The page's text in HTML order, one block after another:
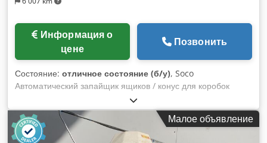
цене
Позвонить
Состояние: отличное состояние (б/у), Soco
Автоматический запайщик ящиков / конус для коробок
Модель T55 Для коробок произвольного размера Верхняя и
нижняя ленточные головки Регулируемые по высоте ножки
В комплекте с подающим и отводящим гравитационными
роликовыми конвейерами В отличном состоянии Dkedpfx
Малое объявление